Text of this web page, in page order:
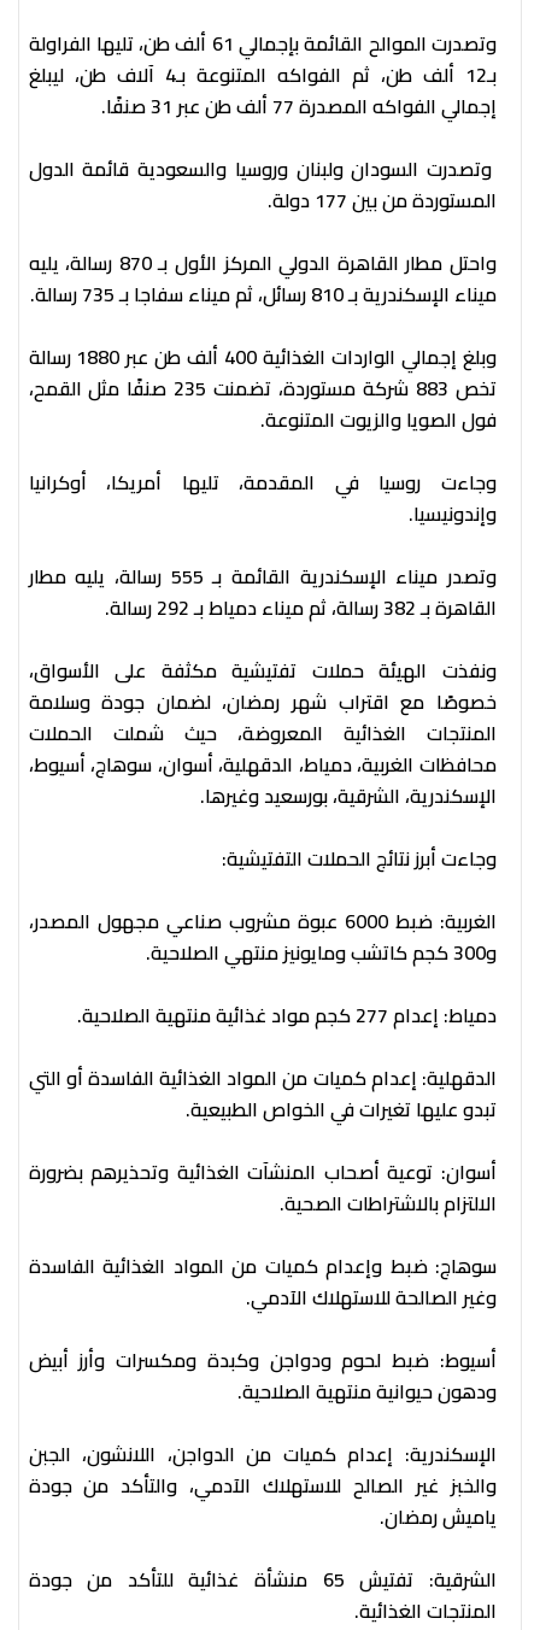
وتصدرت الموالح القائمة بإجمالي 61 ألف طن، تليها الفراولة
بـ12 ألف طن، ثم الفواكه المتنوعة بـ4 آلاف طن، ليبلغ
إجمالي الفواكه المصدرة 77 ألف طن عبر 31 صنفًا.
وتصدرت السودان ولبنان وروسيا والسعودية قائمة الدول
المستوردة من بين 177 دولة.
واحتل مطار القاهرة الدولي المركز الأول بـ 870 رسالة، يليه
ميناء الإسكندرية بـ 810 رسائل، ثم ميناء سفاجا بـ 735 رسالة.
​​​​​​وبلغ إجمالي الواردات الغذائية 400 ألف طن عبر 1880 رسالة
تخص 883 شركة مستوردة، تضمنت 235 صنفًا مثل القمح،
فول الصويا والزيوت المتنوعة.
وجاءت روسيا في المقدمة، تليها أمريكا، أوكرانيا
وإندونيسيا.
وتصدر ميناء الإسكندرية القائمة بـ 555 رسالة، يليه مطار
القاهرة بـ 382 رسالة، ثم ميناء دمياط بـ 292 رسالة.
ونفذت الهيئة حملات تفتيشية مكثفة على الأسواق،
خصوصًا مع اقتراب شهر رمضان، لضمان جودة وسلامة
المنتجات الغذائية المعروضة، حيث شملت الحملات
محافظات الغربية، دمياط، الدقهلية، أسوان، سوهاج، أسيوط،
الإسكندرية، الشرقية، بورسعيد وغيرها.
وجاءت أبرز نتائج الحملات التفتيشية:
الغربية: ضبط 6000 عبوة مشروب صناعي مجهول المصدر،
و300 كجم كاتشب ومايونيز منتهي الصلاحية.
دمياط: إعدام 277 كجم مواد غذائية منتهية الصلاحية.
الدقهلية: إعدام كميات من المواد الغذائية الفاسدة أو التي
تبدو عليها تغيرات في الخواص الطبيعية.
أسوان: توعية أصحاب المنشآت الغذائية وتحذيرهم بضرورة
الالتزام بالاشتراطات الصحية.
سوهاج: ضبط وإعدام كميات من المواد الغذائية الفاسدة
وغير الصالحة للاستهلاك الآدمي.
أسيوط: ضبط لحوم ودواجن وكبدة ومكسرات وأرز أبيض
ودهون حيوانية منتهية الصلاحية.
الإسكندرية: إعدام كميات من الدواجن، اللانشون، الجبن
والخبز غير الصالح للاستهلاك الآدمي، والتأكد من جودة
ياميش رمضان.
الشرقية: تفتيش 65 منشأة غذائية للتأكد من جودة
المنتجات الغذائية.